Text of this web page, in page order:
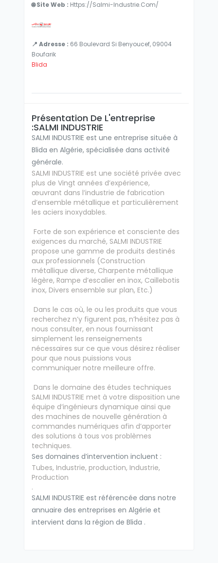
🌐 Site Web : Https://salmi-Industrie.com/
📍 Adresse : 66 Boulevard Si Benyoucef, 09004
Boufarik
Blida
Présentation De L'entreprise
:SALMI INDUSTRIE
SALMI INDUSTRIE est une entreprise située à
Blida en Algérie, spécialisée dans activité
générale.
SALMI INDUSTRIE est une société privée avec
plus de Vingt années d’expérience,
œuvrant dans l’industrie de fabrication
d’ensemble métallique et particulièrement
les aciers inoxydables.
Forte de son expérience et consciente des
exigences du marché, SALMI INDUSTRIE
propose une gamme de produits destinés
aux professionnels (Construction
métallique diverse, Charpente métallique
légère, Rampe d’escalier en inox, Caillebotis
inox, Divers ensemble sur plan, Etc.)
Dans le cas où, le ou les produits que vous
recherchez n’y figurent pas, n’hésitez pas à
nous consulter, en nous fournissant
simplement les renseignements
nécessaires sur ce que vous désirez réaliser
pour que nous puissions vous
communiquer notre meilleure offre.
Dans le domaine des études techniques
SALMI INDUSTRIE met à votre disposition une
équipe d’ingénieurs dynamique ainsi que
des machines de nouvelle génération à
commandes numériques afin d’apporter
des solutions à tous vos problèmes
techniques.
Ses domaines d’intervention incluent :
Tubes, Industrie, production, Industrie,
Production
.
SALMI INDUSTRIE est référencée dans notre
annuaire des entreprises en Algérie et
intervient dans la région de Blida .